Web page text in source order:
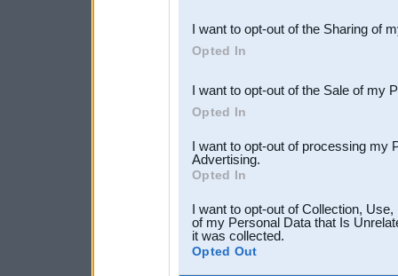
Downstream Participants
third parties.
I want to opt-out of the Sharing of
Opted In
I want to opt-out of the Sale of my
Opted In
I want to opt-out of processing my
Advertising.
Opted In
I want to opt-out of Collection,
of my Personal Data that Is
it was collected.
Opted Out